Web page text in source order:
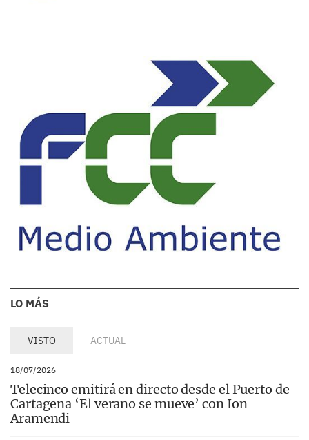
LO MÁS
VISTO ACTUAL
18/07/2026
Telecinco emitirá en directo desde el Puerto de
Cartagena ‘El verano se mueve’ con Ion
Aramendi